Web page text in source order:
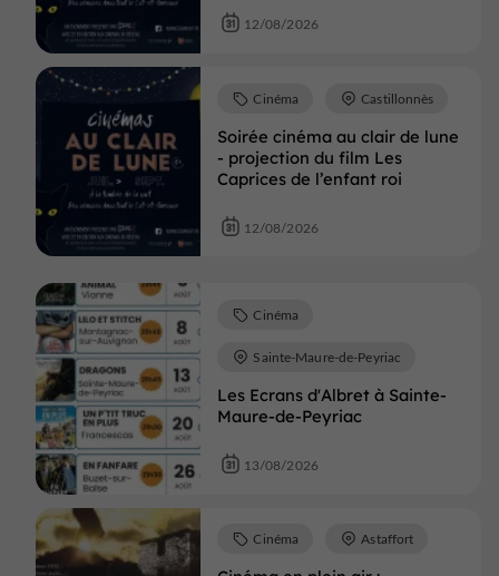
12/08/2026
Soirée cinéma au clair de lune
- projection du film Les
Caprices de l’enfant roi
Cinéma Castillonnès
12/08/2026
Les Ecrans d'Albret à Sainte-
Maure-de-Peyriac
Cinéma
Sainte-Maure-de-Peyriac
13/08/2026
Cinéma Astaffort